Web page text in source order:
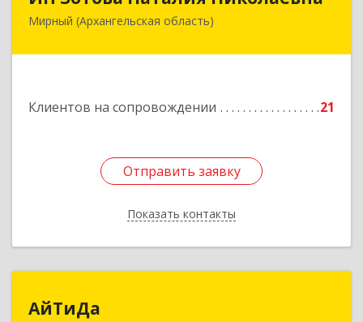
Мирный (Архангельская область)
Клиентов на сопровождении 21
Отправить заявку
Показать контакты
164170, г.Мирный, Архангельской обл.,
Отправить заявку
Назад
АйТиДа